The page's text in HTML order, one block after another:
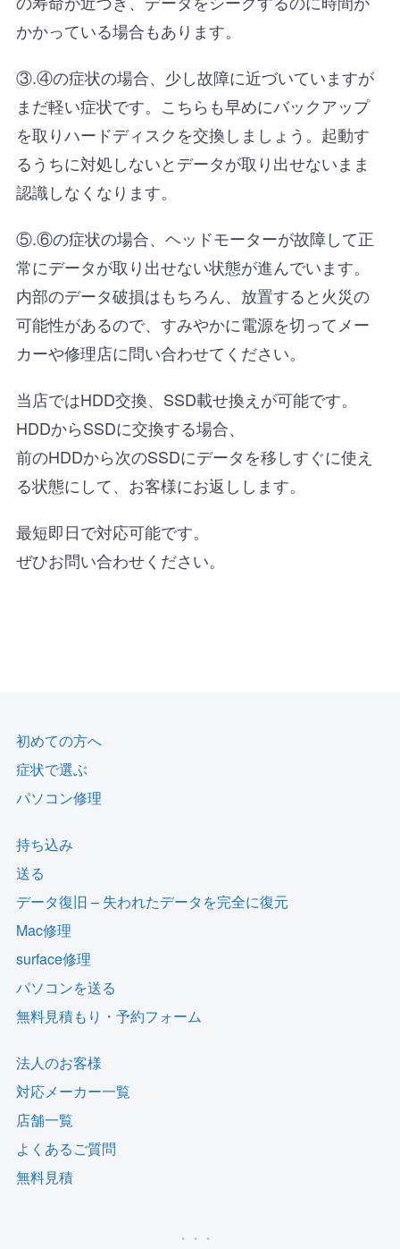
かかっている場合もあります。
③.④の症状の場合、少し故障に近づいていますが
まだ軽い症状です。こちらも早めにバックアップ
を取りハードディスクを交換しましょう。起動す
るうちに対処しないとデータが取り出せないまま
認識しなくなります。
⑤.⑥の症状の場合、ヘッドモーターが故障して正
常にデータが取り出せない状態が進んでいます。
内部のデータ破損はもちろん、放置すると火災の
可能性があるので、すみやかに電源を切ってメー
カーや修理店に問い合わせてください。
当店ではHDD交換、SSD載せ換えが可能です。
HDDからSSDに交換する場合、
前のHDDから次のSSDにデータを移しすぐに使え
る状態にして、お客様にお返しします。
最短即日で対応可能です。
ぜひお問い合わせください。
初めての方へ
症状で選ぶ
パソコン修理
持ち込み
送る
データ復旧 – 失われたデータを完全に復元
Mac修理
surface修理
パソコンを送る
無料見積もり・予約フォーム
法人のお客様
対応メーカー一覧
店舗一覧
よくあるご質問
無料見積